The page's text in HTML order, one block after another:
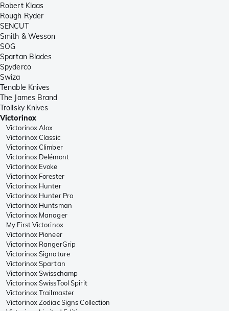
Robert Klaas
Rough Ryder
SENCUT
Smith & Wesson
SOG
Spartan Blades
Spyderco
Swiza
Tenable Knives
The James Brand
Trollsky Knives
Victorinox
Victorinox Alox
Victorinox Classic
Victorinox Climber
Victorinox Delémont
Victorinox Evoke
Victorinox Forester
Victorinox Hunter
Victorinox Hunter Pro
Victorinox Huntsman
Victorinox Manager
My First Victorinox
Victorinox Pioneer
Victorinox RangerGrip
Victorinox Signature
Victorinox Spartan
Victorinox Swisschamp
Victorinox SwissTool Spirit
Victorinox Trailmaster
Victorinox Zodiac Signs Collection